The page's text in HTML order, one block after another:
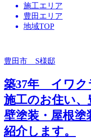
施工エリア
豊田エリア
地域TOP
豊田市 S様邸
築37年 イワク
施工のお住い、
壁塗装・屋根
紹介します。